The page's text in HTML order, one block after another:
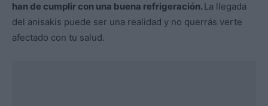
han de cumplir con una buena refrigeración. La llegada
del anisakis puede ser una realidad y no querrás verte
afectado con tu salud.